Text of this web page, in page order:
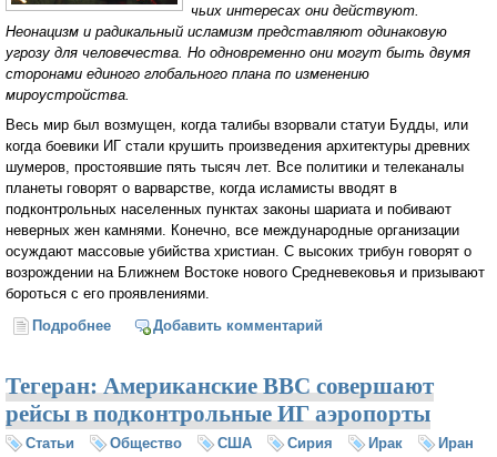
чьих интересах они действуют.
Неонацизм и радикальный исламизм представляют одинаковую
угрозу для человечества. Но одновременно они могут быть двумя
сторонами единого глобального плана по изменению
мироустройства.
Весь мир был возмущен, когда талибы взорвали статуи Будды, или
когда боевики ИГ стали крушить произведения архитектуры древних
шумеров, простоявшие пять тысяч лет. Все политики и телеканалы
планеты говорят о варварстве, когда исламисты вводят в
подконтрольных населенных пунктах законы шариата и побивают
неверных жен камнями. Конечно, все международные организации
осуждают массовые убийства христиан. С высоких трибун говорят о
возрождении на Ближнем Востоке нового Средневековья и призывают
бороться с его проявлениями.
Подробнее о Бандеровцы и исламисты на службе у США
Добавить комментарий
Тегеран: Американские ВВС совершают
рейсы в подконтрольные ИГ аэропорты
Статьи Общество США Сирия Ирак
Иран